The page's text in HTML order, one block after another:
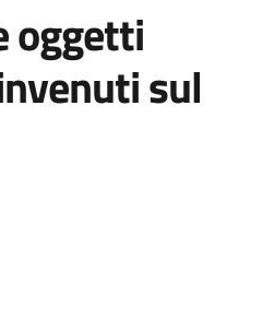
oggetti
sul